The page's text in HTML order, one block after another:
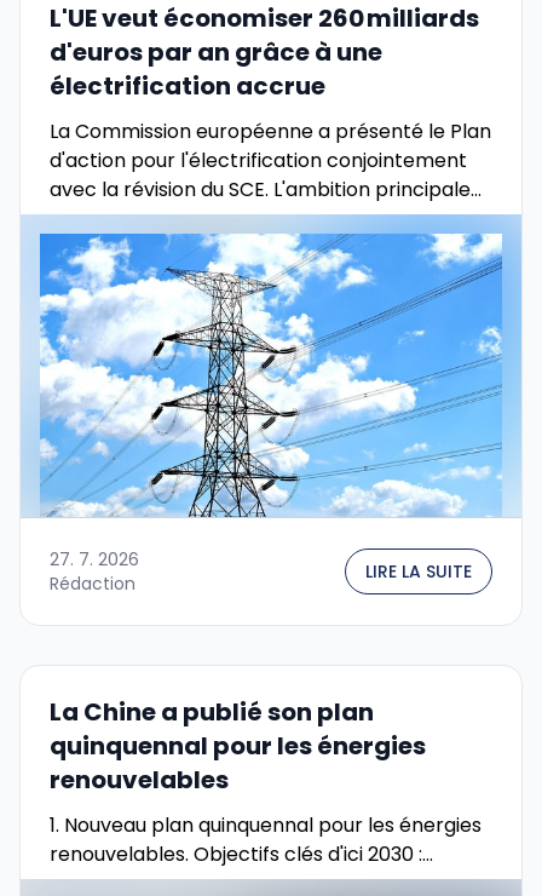
L'UE veut économiser 260 milliards
d'euros par an grâce à une
électrification accrue
La Commission européenne a présenté le Plan
d'action pour l'électrification conjointement
avec la révision du SCE. L'ambition principale
est de doubler la part de l'électricité dans la
consommation finale d'énergie, …
27. 7. 2026
Rédaction
LIRE LA SUITE
La Chine a publié son plan
quinquennal pour les énergies
renouvelables
1. Nouveau plan quinquennal pour les énergies
renouvelables. Objectifs clés d'ici 2030 :...